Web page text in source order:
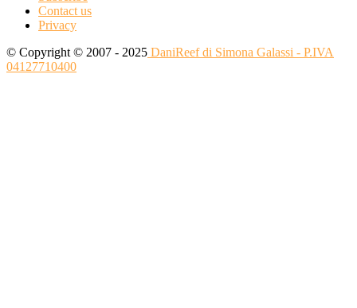
Contact us
Privacy
© Copyright © 2007 - 2025 DaniReef di Simona Galassi - P.IVA
04127710400